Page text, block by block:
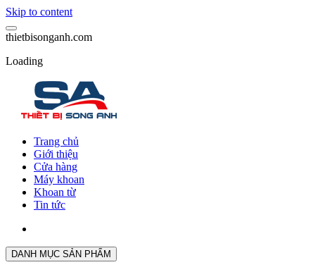
Skip to content
thietbisonganh.com
Loading
Trang chủ
Giới thiệu
Cửa hàng
Máy khoan
Khoan từ
Tin tức
DANH MỤC SẢN PHẨM